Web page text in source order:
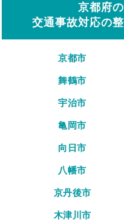
京都府
交通事故対応の
京都市
舞鶴市
宇治市
亀岡市
向日市
八幡市
京丹後市
木津川市